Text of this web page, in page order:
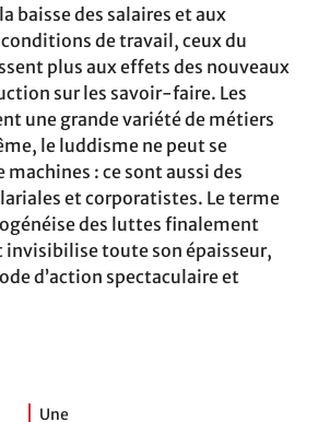
baisse des salaires et aux
de travail, ceux du
plus aux effets des nouveaux
sur les savoir-faire. Les
une grande variété de métiers
le luddisme ne peut se
machines : ce sont aussi des
et corporatistes. Le terme
des luttes finalement
toute son épaisseur,
d’action spectaculaire et
Une